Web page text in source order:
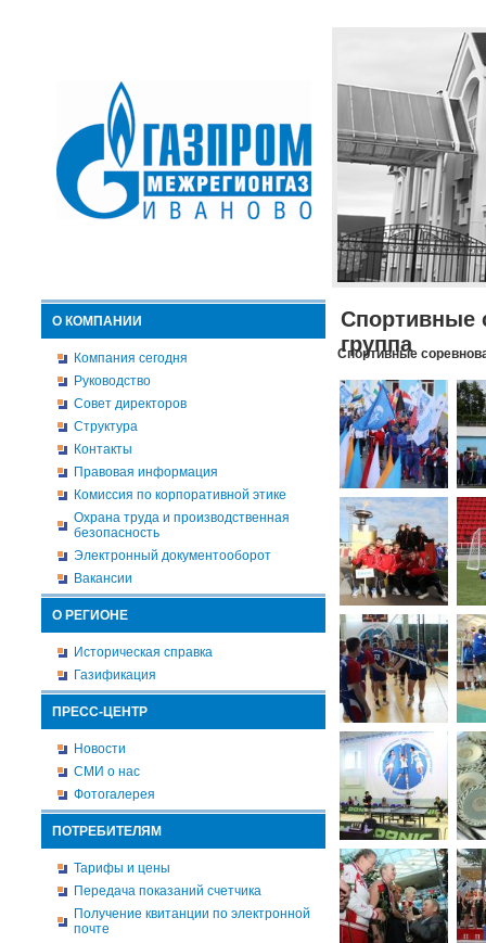
О КОМПАНИИ
Компания сегодня
Руководство
Совет директоров
Структура
Контакты
Правовая информация
Комиссия по корпоративной этике
Охрана труда и производственная
безопасность
Электронный документооборот
Вакансии
О РЕГИОНЕ
Историческая справка
Газификация
ПРЕСС-ЦЕНТР
Новости
СМИ о нас
Фотогалерея
ПОТРЕБИТЕЛЯМ
Тарифы и цены
Передача показаний счетчика
Получение квитанции по электронной
почте
Спортивные
группа
Спортивные